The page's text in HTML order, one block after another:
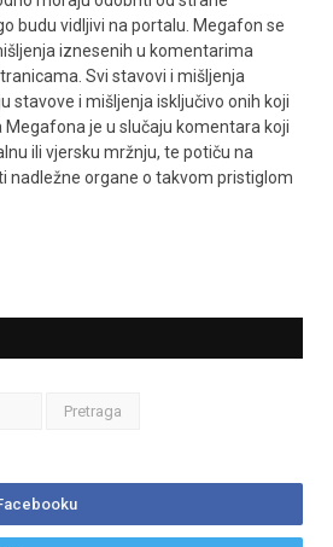
budu vidljivi na portalu. Megafon se
iznesenih u komentarima
Svi stavovi i mišljenja
stavove i mišljenja isključivo onih koji
Megafona je u slučaju komentara koji
ili vjersku mržnju, te potiču na
nadležne organe o takvom pristiglom